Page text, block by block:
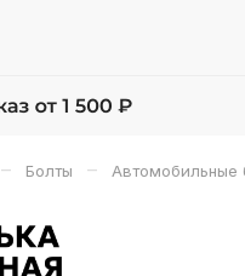
– Болты – Автомобильные